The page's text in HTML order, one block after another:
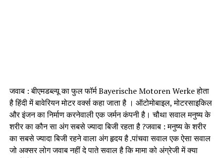
जवाब : बीएमडब्ल्यू का फुल फॉर्म Bayerische Motoren Werke होता
है हिंदी में बावेरियन मोटर वर्क्स कहा जाता है । ऑटोमोबाइल, मोटरसाइकिल
और इंजन का निर्माण करनेवाली एक जर्मन कंपनी है। चौथा सवाल मनुष्य के
शरीर का कौन सा अंग सबसे ज्यादा बिजी रहता है ?जवाब : मनुष्य के शरीर
का सबसे ज्यादा बिजी रहने वाला अंग हृदय है .पांचवा सवाल एक ऐसा सवाल
जो अक्सर लोग जवाब नहीं दे पाते सवाल है कि मामा को अंग्रेजी में क्या